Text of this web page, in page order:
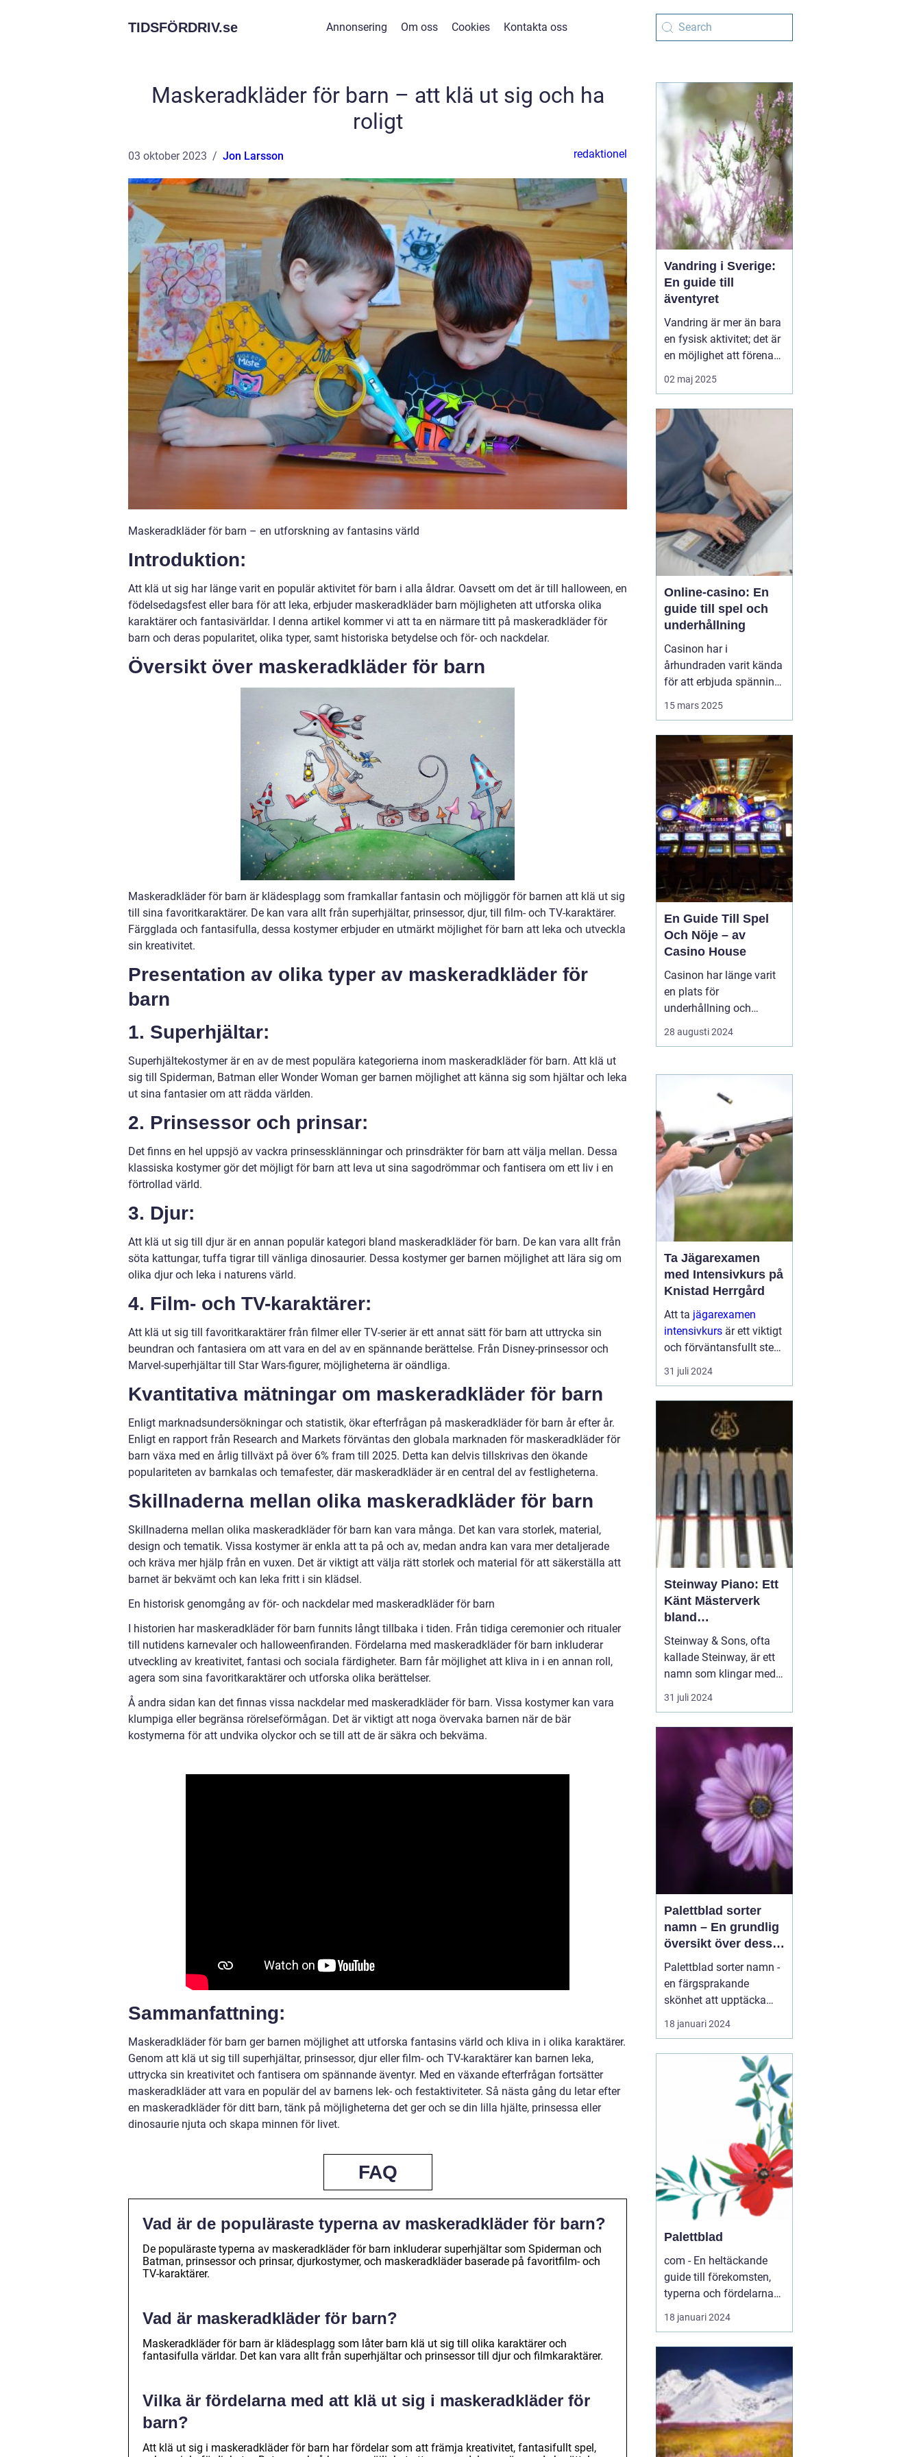
TIDSFÖRDRIV.se Annonsering Om oss Cookies Kontakta oss
Maskeradkläder för barn – att klä ut sig och ha
roligt
03 oktober 2023 Jon Larsson redaktionel
Maskeradkläder för barn – en utforskning av fantasins värld
Introduktion:
Att klä ut sig har länge varit en populär aktivitet för barn i alla åldrar. Oavsett om det är till halloween, en
födelsedagsfest eller bara för att leka, erbjuder maskeradkläder barn möjligheten att utforska olika
karaktärer och fantasivärldar. I denna artikel kommer vi att ta en närmare titt på maskeradkläder för
barn och deras popularitet, olika typer, samt historiska betydelse och för- och nackdelar.
Översikt över maskeradkläder för barn
Maskeradkläder för barn är klädesplagg som framkallar fantasin och möjliggör för barnen att klä ut sig
till sina favoritkaraktärer. De kan vara allt från superhjältar, prinsessor, djur, till film- och TV-karaktärer.
Färgglada och fantasifulla, dessa kostymer erbjuder en utmärkt möjlighet för barn att leka och utveckla
sin kreativitet.
Presentation av olika typer av maskeradkläder för
barn
1. Superhjältar:
Superhjältekostymer är en av de mest populära kategorierna inom maskeradkläder för barn. Att klä ut
sig till Spiderman, Batman eller Wonder Woman ger barnen möjlighet att känna sig som hjältar och leka
ut sina fantasier om att rädda världen.
2. Prinsessor och prinsar:
Det finns en hel uppsjö av vackra prinsessklänningar och prinsdräkter för barn att välja mellan. Dessa
klassiska kostymer gör det möjligt för barn att leva ut sina sagodrömmar och fantisera om ett liv i en
förtrollad värld.
3. Djur:
Att klä ut sig till djur är en annan populär kategori bland maskeradkläder för barn. De kan vara allt från
söta kattungar, tuffa tigrar till vänliga dinosaurier. Dessa kostymer ger barnen möjlighet att lära sig om
olika djur och leka i naturens värld.
4. Film- och TV-karaktärer:
Att klä ut sig till favoritkaraktärer från filmer eller TV-serier är ett annat sätt för barn att uttrycka sin
beundran och fantasiera om att vara en del av en spännande berättelse. Från Disney-prinsessor och
Marvel-superhjältar till Star Wars-figurer, möjligheterna är oändliga.
Kvantitativa mätningar om maskeradkläder för barn
Enligt marknadsundersökningar och statistik, ökar efterfrågan på maskeradkläder för barn år efter år.
Enligt en rapport från Research and Markets förväntas den globala marknaden för maskeradkläder för
barn växa med en årlig tillväxt på över 6% fram till 2025. Detta kan delvis tillskrivas den ökande
populariteten av barnkalas och temafester, där maskeradkläder är en central del av festligheterna.
Skillnaderna mellan olika maskeradkläder för barn
Skillnaderna mellan olika maskeradkläder för barn kan vara många. Det kan vara storlek, material,
design och tematik. Vissa kostymer är enkla att ta på och av, medan andra kan vara mer detaljerade
och kräva mer hjälp från en vuxen. Det är viktigt att välja rätt storlek och material för att säkerställa att
barnet är bekvämt och kan leka fritt i sin klädsel.
En historisk genomgång av för- och nackdelar med maskeradkläder för barn
I historien har maskeradkläder för barn funnits långt tillbaka i tiden. Från tidiga ceremonier och ritualer
till nutidens karnevaler och halloweenfiranden. Fördelarna med maskeradkläder för barn inkluderar
utveckling av kreativitet, fantasi och sociala färdigheter. Barn får möjlighet att kliva in i en annan roll,
agera som sina favoritkaraktärer och utforska olika berättelser.
Å andra sidan kan det finnas vissa nackdelar med maskeradkläder för barn. Vissa kostymer kan vara
klumpiga eller begränsa rörelseförmågan. Det är viktigt att noga övervaka barnen när de bär
kostymerna för att undvika olyckor och se till att de är säkra och bekväma.
Sammanfattning:
Maskeradkläder för barn ger barnen möjlighet att utforska fantasins värld och kliva in i olika karaktärer.
Genom att klä ut sig till superhjältar, prinsessor, djur eller film- och TV-karaktärer kan barnen leka,
uttrycka sin kreativitet och fantisera om spännande äventyr. Med en växande efterfrågan fortsätter
maskeradkläder att vara en populär del av barnens lek- och festaktiviteter. Så nästa gång du letar efter
en maskeradkläder för ditt barn, tänk på möjligheterna det ger och se din lilla hjälte, prinsessa eller
dinosaurie njuta och skapa minnen för livet.
FAQ
Vad är de populäraste typerna av maskeradkläder för barn?
De populäraste typerna av maskeradkläder för barn inkluderar superhjältar som Spiderman och
Batman, prinsessor och prinsar, djurkostymer, och maskeradkläder baserade på favoritfilm- och
TV-karaktärer.
Vad är maskeradkläder för barn?
Maskeradkläder för barn är klädesplagg som låter barn klä ut sig till olika karaktärer och
fantasifulla världar. Det kan vara allt från superhjältar och prinsessor till djur och filmkaraktärer.
Vilka är fördelarna med att klä ut sig i maskeradkläder för
barn?
Att klä ut sig i maskeradkläder för barn har fördelar som att främja kreativitet, fantasifullt spel,
Vandring i Sverige:
En guide till
äventyret
Vandring är mer än bara
en fysisk aktivitet; det är
en möjlighet att förena
kropp och själ med
naturens skönhet.
fridfullhet som en
långsam promenad
genom skogar, fjäll ...
02 maj 2025
Online-casino: En
guide till spel och
underhållning
Casinon har i
århundraden varit kända
för att erbjuda spänning
tärningsspel till dagens
onlineplattformar
erbjuder casinon en
plats där man kan ...
15 mars 2025
En Guide Till Spel
Och Nöje – av
Casino House
Casinon har länge varit
en plats för
underhållning och
spänning. De erbjuder en
värld där lyckan kan
kortlek, det snurrande
roulettehjulet eller en
enarmad bandits
blinkande ljus. I de...
28 augusti 2024
Ta Jägarexamen
med Intensivkurs på
Knistad Herrgård
Att ta jägarexamen
intensivkurs är ett viktigt
och förväntansfullt steg
för alla som vill komma
närmare naturen och lä...
31 juli 2024
Steinway Piano: Ett
Känt Mästerverk
bland
Musikinstrument
Steinway & Sons, ofta
kallade Steinway, är ett
namn som klingar med
distinktion och prestige i
musikvärlden. Dessa
musikinstrument; de är
handgjorda konstverk
som hyllats av pianister
och musikäl...
31 juli 2024
Palettblad sorter
namn – En grundlig
översikt över dessa
vackra växter
Palettblad sorter namn -
en färgsprakande
skönhet att upptäcka
Introduktion: Palettblad,
även känt som Coleus,
alltmer populär bland
trädgårdsentusiaster
tack vare sin färgglada
lövverk. Dessa vackra
växter kan sätta färg p...
18 januari 2024
Palettblad
com - En heltäckande
guide till förekomsten,
typerna och fördelarna
med palettblad .com -
Din ultimata guide till
18 januari 2024